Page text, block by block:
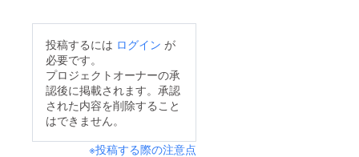
投稿するには ログイン が
必要です。
プロジェクトオーナーの承
認後に掲載されます。承認
された内容を削除すること
はできません。
※投稿する際の注意点